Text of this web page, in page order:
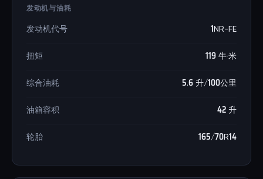
发动机与油耗
发动机代号 1NR-FE
扭矩 119 牛·米
综合油耗 5.6 升/100公里
油箱容积 42 升
轮胎 165/70R14